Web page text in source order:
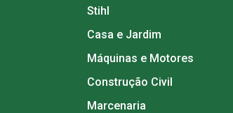
Stihl
Casa e Jardim
Máquinas e Motores
Construção Civil
Marcenaria